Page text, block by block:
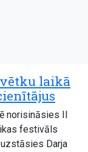
laikā
norisināsies II
festivāls
Darja